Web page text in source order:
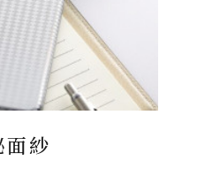
面紗